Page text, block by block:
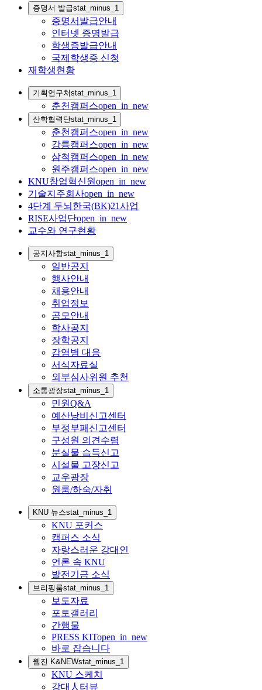
증명서 발급stat_minus_1
증명서발급안내
인터넷 증명발급
학생증발급안내
국제학생증 신청
재학생현황
기획연구처stat_minus_1
춘천캠퍼스open_in_new
산학협력단stat_minus_1
춘천캠퍼스open_in_new
강릉캠퍼스open_in_new
삼척캠퍼스open_in_new
원주캠퍼스open_in_new
KNU창업혁신원open_in_new
기술지주회사open_in_new
4단계 두뇌한국(BK)21사업
RISE사업단open_in_new
교수와 연구현황
공지사항stat_minus_1
일반공지
행사안내
채용안내
취업정보
공모안내
학사공지
장학공지
감염병 대응
서식자료실
외부심사위원 추천
소통광장stat_minus_1
민원Q&A
예산낭비신고센터
부정부패신고센터
구성원 의견수렴
분실물 습득신고
시설물 고장신고
교우광장
원룸/하숙/자취
KNU 뉴스stat_minus_1
KNU 포커스
캠퍼스 소식
자랑스러운 강대인
언론 속 KNU
발전기금 소식
브리핑룸stat_minus_1
보도자료
포토갤러리
간행물
PRESS KITopen_in_new
바로 잡습니다
웹진 K&NEWstat_minus_1
KNU 스케치
강대人터뷰